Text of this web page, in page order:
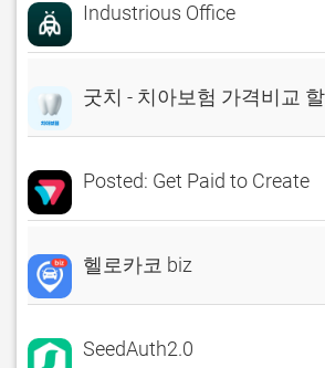
Industrious Office
굿치 - 치아보험 가격비교
Posted: Get Paid to Create
헬로카코 biz
SeedAuth2.0